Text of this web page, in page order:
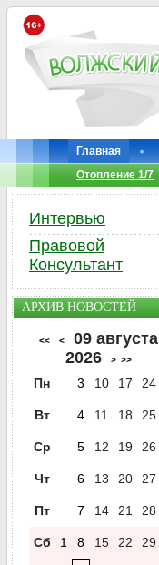
Главная
Отопление 1/7
Интервью
Правовой
Консультант
АРХИВ НОВОСТЕЙ
<< <
09 августа
2026
> >>
Пн 3 10 17 24
Вт 4 11 18 25
Ср 5 12 19 26
Чт 6 13 20 27
Пт 7 14 21 28
Сб 1 8 15 22 29